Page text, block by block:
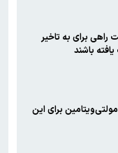
برای به تاخیر
باشند
برای این